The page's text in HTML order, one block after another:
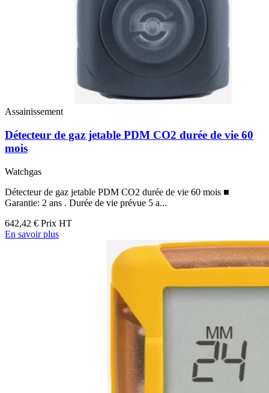
Assainissement
Détecteur de gaz jetable PDM CO2 durée de vie 60
mois
Watchgas
Détecteur de gaz jetable PDM CO2 durée de vie 60 mois ■
Garantie: 2 ans . Durée de vie prévue 5 a...
642,42 € Prix HT
En savoir plus